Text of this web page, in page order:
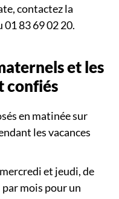
contactez la
01 83 69 02 20.
et les
confiés
en matinée sur
les vacances
et jeudi, de
mois pour un